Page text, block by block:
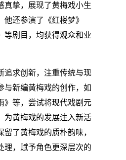
真挚，展现了黄梅戏小生
还参演了《红楼梦》
等剧目，均获得观众和业
追求创新，注重传统与现
与新编黄梅戏的创作，如
》等，尝试将现代戏剧元
为黄梅戏的发展注入新活
了黄梅戏的质朴韵味，
理，赋予角色更深层次的